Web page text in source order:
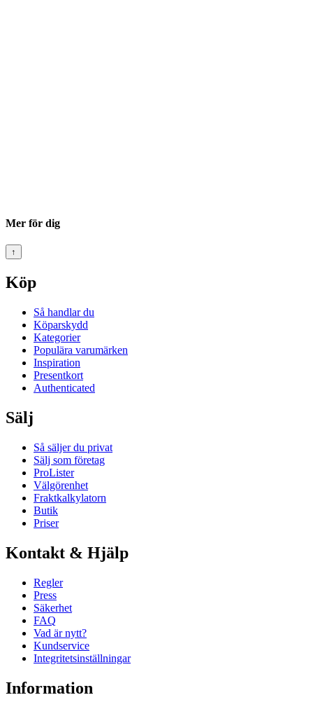
Mer för dig
↑
Köp
Så handlar du
Köparskydd
Kategorier
Populära varumärken
Inspiration
Presentkort
Authenticated
Sälj
Så säljer du privat
Sälj som företag
ProLister
Välgörenhet
Fraktkalkylatorn
Butik
Priser
Kontakt & Hjälp
Regler
Press
Säkerhet
FAQ
Vad är nytt?
Kundservice
Integritetsinställningar
Information